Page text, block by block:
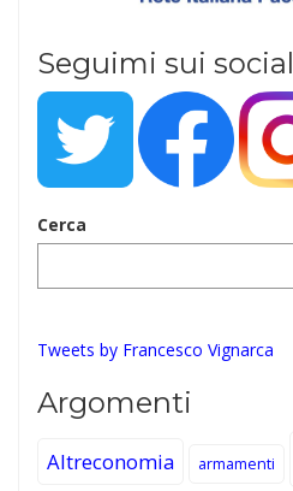
Seguimi sui social
Cerca
Tweets by Francesco Vignarca
Argomenti
Altreconomia armamenti